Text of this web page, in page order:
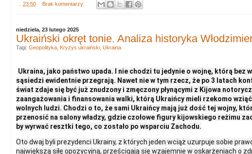
23:50 Brak komentarzy:
niedziela, 23 lutego 2025
Ukraiński okręt tonie. Analiza historyka
Ukraina, jako państwo upada. I nie chodzi tu jedynie o wojnę, którą bez
sąsiedzi ewidentnie przegrają. Nawet nie w tym rzecz, że po 3 latach
świat zdaje się być już znudzony i zmęczony płynącymi z Kijowa
zaangażowania i finansowania walki, którą Ukraińcy mieli rzekomo
wolnych ludzi. Chodzi o to, że sami Ukraińcy mają już dość tej wojny,
przenosić na salony władzy, gdzie czołowe figury kijowskiego reżimu
by wyrwać resztki tego, co zostało po wsparciu Zachodu.
Oto dwaj byli prezydenci Ukrainy, z których jeden wciąż uzurpuje sobie
największą siłę opozycyjną, prześcigają się wzajemnie w oskarżeniach o
Tagi: Geopolityka, Kryzys ukraiński, Ukraina